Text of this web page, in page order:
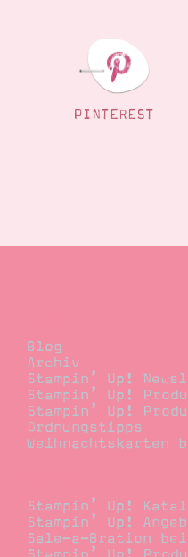
PINTEREST
Blog
Archiv
Stampin’ Up!
Stampin’ Up!
Stampin’ Up!
Ordnungstipps
Weihnachtskarten
Stampin’ Up!
Stampin’ Up!
Sale-a-Bration bei